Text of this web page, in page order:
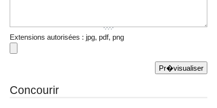
Extensions autorisées : jpg, pdf, png
Concourir